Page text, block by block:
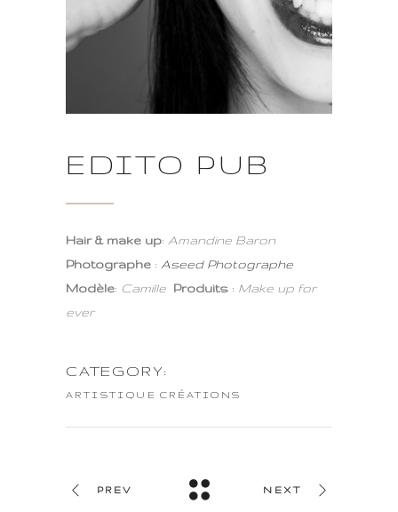
EDITO PUB
Hair & make up: Amandine Baron
Photographe : Aseed Photographe
Modèle: Camille Produits : Make up for
ever
CATEGORY:
ARTISTIQUE CRÉATIONS
PREV NEXT